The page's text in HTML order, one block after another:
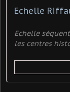
Echelle
Echelle
les centres